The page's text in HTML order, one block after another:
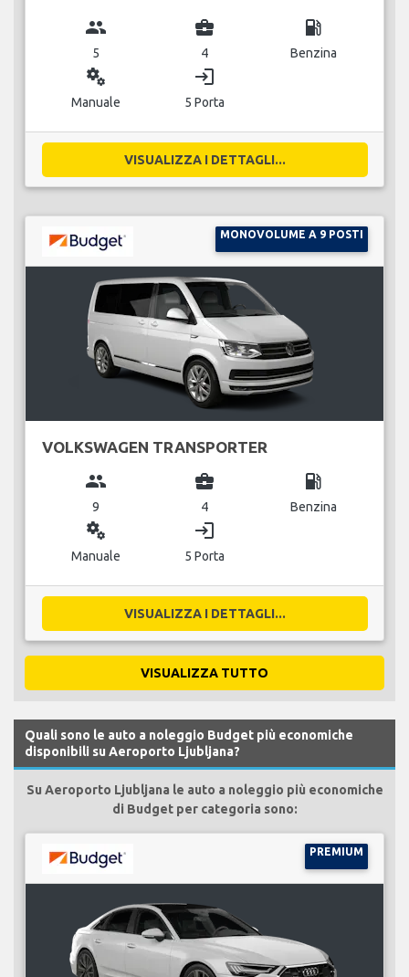
group
5
business_center
4
local_gas_station
Benzina
miscellaneous_services
Manuale
login
5 Porta
VISUALIZZA I DETTAGLI...
MONOVOLUME A 9 POSTI
VOLKSWAGEN TRANSPORTER
group
9
business_center
4
local_gas_station
Benzina
miscellaneous_services
Manuale
login
5 Porta
VISUALIZZA I DETTAGLI...
VISUALIZZA TUTTO
Quali sono le auto a noleggio Budget più economiche
disponibili su Aeroporto Ljubljana?
Su Aeroporto Ljubljana le auto a noleggio più economiche
di Budget per categoria sono:
PREMIUM